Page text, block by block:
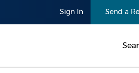
Sign In Send a